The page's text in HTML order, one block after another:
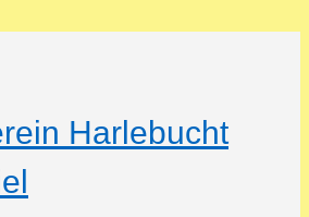
Harlebucht